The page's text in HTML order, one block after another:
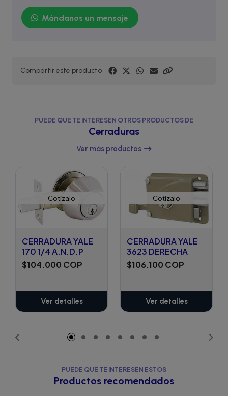
Mándanos un mensaje
Compartir este producto
PUEDE QUE TE INTERESEN OTROS PRODUCTOS DE
Cerraduras
Ver más productos
Cotízalo
CERRADURA YALE
170 1/4 A.N.D.P
$104.000 COP
Ver detalles
Cotízalo
CERRADURA YALE
3623 DERECHA
$106.100 COP
Ver detalles
PUEDE QUE TE INTERESEN ESTOS
Productos recomendados